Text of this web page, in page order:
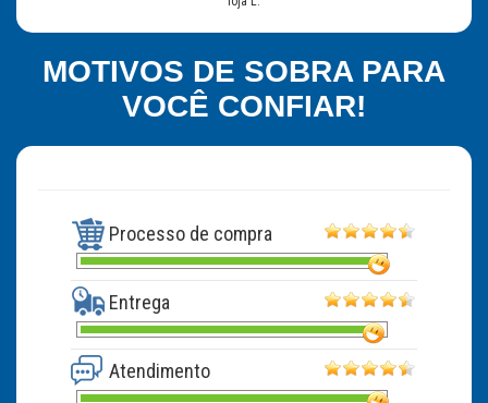
MOTIVOS DE SOBRA PARA
VOCÊ CONFIAR!
Processo de compra
Entrega
Atendimento